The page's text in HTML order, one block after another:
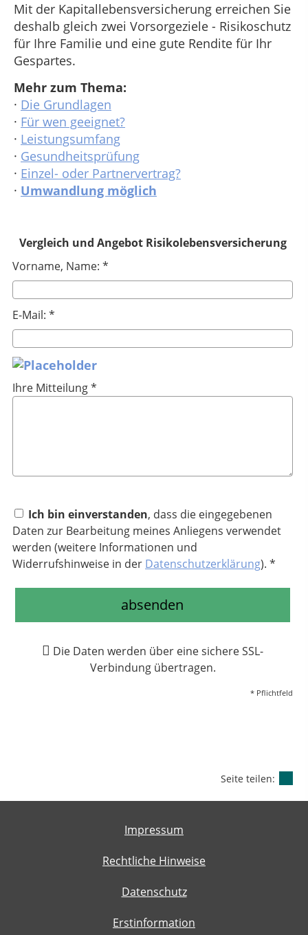
Mit der Kapitallebensversicherung erreichen Sie
deshalb gleich zwei Vorsorgeziele - Risikoschutz
für Ihre Familie und eine gute Rendite für Ihr
Gespartes.
Mehr zum Thema:
· Die Grundlagen
· Für wen geeignet?
· Leistungsumfang
· Gesundheitsprüfung
· Einzel- oder Partnervertrag?
· Umwandlung möglich
Vergleich und Angebot Risikolebensversicherung
Vorname, Name: *
E-Mail: *
Ihre Mitteilung *
Ich bin einverstanden, dass die eingegebenen
Daten zur Bearbeitung meines Anliegens verwendet
werden (weitere Informationen und
Widerrufshinweise in der Datenschutzerklärung). *
absenden
Die Daten werden über eine sichere SSL-
Verbindung übertragen.
* Pflichtfeld
Seite teilen:
Impressum
Rechtliche Hinweise
Datenschutz
Erstinformation